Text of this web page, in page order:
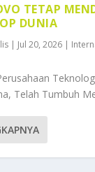
TETAP
DUNIA
| Jul 20, 2026 |
Telah Tumbuh